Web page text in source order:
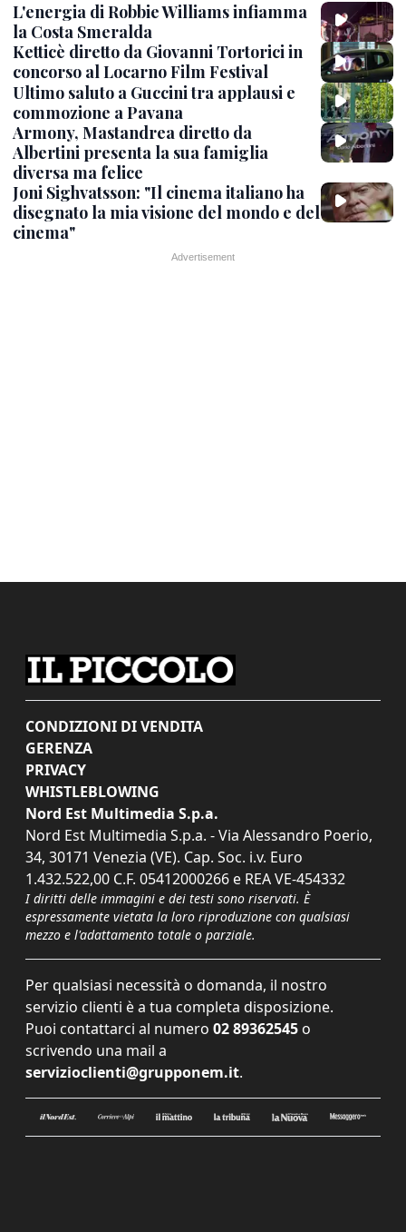
L'energia di Robbie Williams infiamma
la Costa Smeralda
Ketticè diretto da Giovanni Tortorici in
concorso al Locarno Film Festival
Ultimo saluto a Guccini tra applausi e
commozione a Pavana
Armony, Mastandrea diretto da
Albertini presenta la sua famiglia
diversa ma felice
Joni Sighvatsson: "Il cinema italiano ha
disegnato la mia visione del mondo e del
cinema"
CONDIZIONI DI VENDITA
GERENZA
PRIVACY
WHISTLEBLOWING
Nord Est Multimedia S.p.a.
Nord Est Multimedia S.p.a. - Via Alessandro Poerio,
34, 30171 Venezia (VE). Cap. Soc. i.v. Euro
1.432.522,00 C.F. 05412000266 e REA VE-454332
I diritti delle immagini e dei testi sono riservati. È
espressamente vietata la loro riproduzione con qualsiasi
mezzo e l'adattamento totale o parziale.
Per qualsiasi necessità o domanda, il nostro
servizio clienti è a tua completa disposizione.
Puoi contattarci al numero 02 89362545 o
scrivendo una mail a
servizioclienti@grupponem.it.